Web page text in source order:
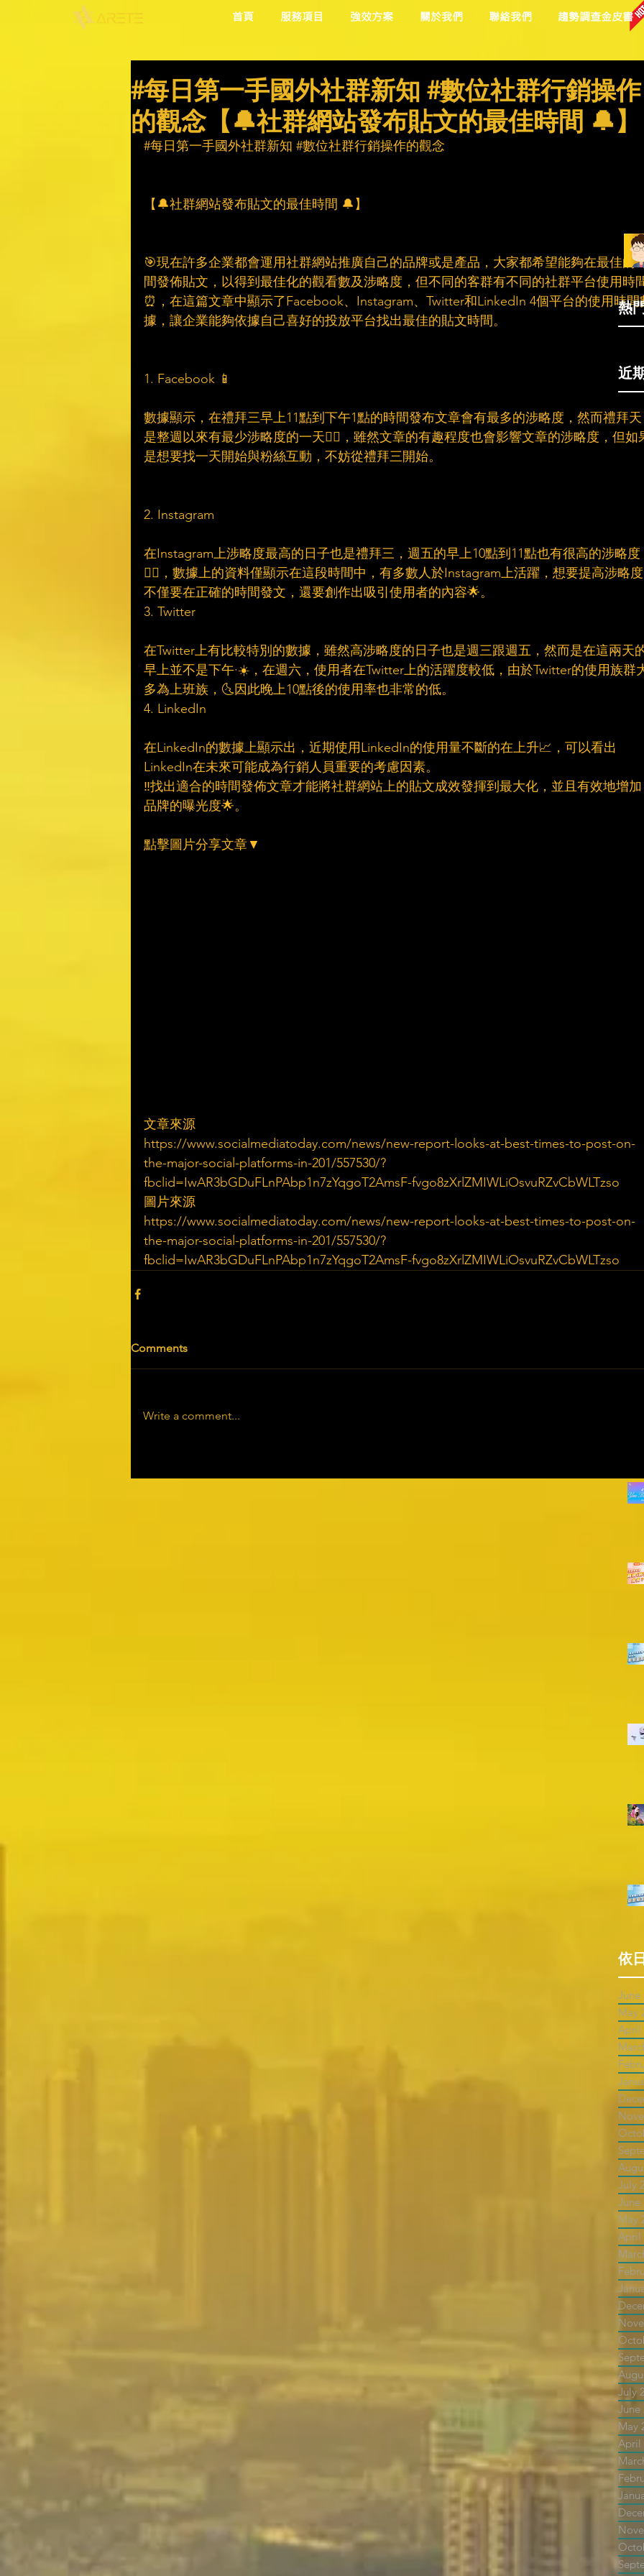
首頁 服務項目 強效方案 關於我們 聯絡我們 趨勢調查金皮書
#每日第一手國外社群新知 #數位社群行銷操作
的觀念【🔔社群網站發布貼文的最佳時間 🔔】
#每日第一手國外社群新知 #數位社群行銷操作的觀念
【🔔社群網站發布貼文的最佳時間 🔔】
🎯現在許多企業都會運用社群網站推廣自己的品牌或是產品，大家都希望能夠在最佳的
間發佈貼文，以得到最佳化的觀看數及涉略度，但不同的客群有不同的社群平台使用時
⏰，在這篇文章中顯示了Facebook、Instagram、Twitter和LinkedIn 4個平台的使用時間
據，讓企業能夠依據自己喜好的投放平台找出最佳的貼文時間。
1. Facebook 📱
數據顯示，在禮拜三早上11點到下午1點的時間發布文章會有最多的涉略度，然而禮拜天
是整週以來有最少涉略度的一天👎🏻，雖然文章的有趣程度也會影響文章的涉略度，但如
是想要找一天開始與粉絲互動，不妨從禮拜三開始。
2. Instagram
在Instagram上涉略度最高的日子也是禮拜三，週五的早上10點到11點也有很高的涉略度
👍🏻，數據上的資料僅顯示在這段時間中，有多數人於Instagram上活躍，想要提高涉略度
不僅要在正確的時間發文，還要創作出吸引使用者的內容🌟。
3. Twitter
在Twitter上有比較特別的數據，雖然高涉略度的日子也是週三跟週五，然而是在這兩天
早上並不是下午·☀️，在週六，使用者在Twitter上的活躍度較低，由於Twitter的使用族群
多為上班族，🌜因此晚上10點後的使用率也非常的低。
4. LinkedIn
在LinkedIn的數據上顯示出，近期使用LinkedIn的使用量不斷的在上升📈，可以看出
LinkedIn在未來可能成為行銷人員重要的考慮因素。
‼️找出適合的時間發佈文章才能將社群網站上的貼文成效發揮到最大化，並且有效地增加
品牌的曝光度🌟。
點擊圖片分享文章▼
文章來源
https://www.socialmediatoday.com/news/new-report-looks-at-best-times-to-post-on-
the-major-social-platforms-in-201/557530/?
fbclid=IwAR3bGDuFLnPAbp1n7zYqgoT2AmsF-fvgo8zXrlZMIWLiOsvuRZvCbWLTzso
圖片來源
https://www.socialmediatoday.com/news/new-report-looks-at-best-times-to-post-on-
the-major-social-platforms-in-201/557530/?
fbclid=IwAR3bGDuFLnPAbp1n7zYqgoT2AmsF-fvgo8zXrlZMIWLiOsvuRZvCbWLTzso
Comments
Write a comment...
熱
近
依
June
May
April
July
June
May
April
July
June
May
April